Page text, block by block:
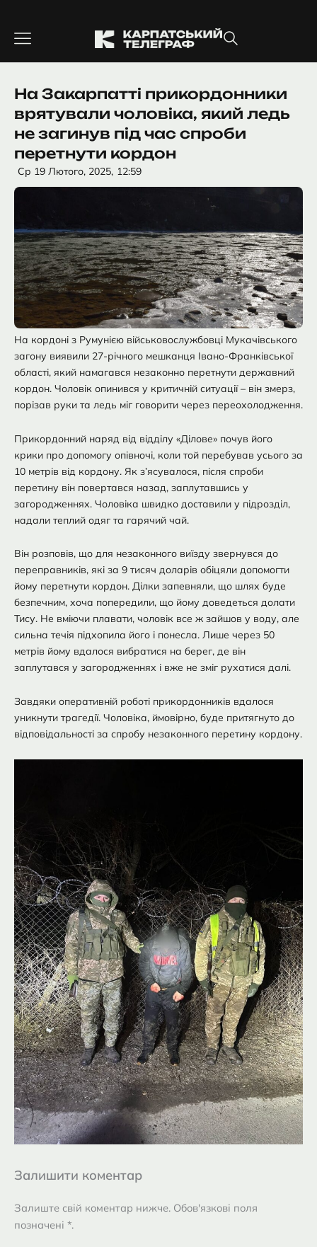
вмісту
На Закарпатті прикордонники
врятували чоловіка, який ледь
не загинув під час спроби
перетнути кордон
Ср 19 Лютого, 2025, 12:59
На кордоні з Румунією військовослужбовці Мукачівського
загону виявили 27-річного мешканця Івано-Франківської
області, який намагався незаконно перетнути державний
кордон. Чоловік опинився у критичній ситуації – він змерз,
порізав руки та ледь міг говорити через переохолодження.
Прикордонний наряд від відділу «Ділове» почув його
крики про допомогу опівночі, коли той перебував усього за
10 метрів від кордону. Як з’ясувалося, після спроби
перетину він повертався назад, заплутавшись у
загородженнях. Чоловіка швидко доставили у підрозділ,
надали теплий одяг та гарячий чай.
Він розповів, що для незаконного виїзду звернувся до
переправників, які за 9 тисяч доларів обіцяли допомогти
йому перетнути кордон. Ділки запевняли, що шлях буде
безпечним, хоча попередили, що йому доведеться долати
Тису. Не вміючи плавати, чоловік все ж зайшов у воду, але
сильна течія підхопила його і понесла. Лише через 50
метрів йому вдалося вибратися на берег, де він
заплутався у загородженнях і вже не зміг рухатися далі.
Завдяки оперативній роботі прикордонників вдалося
уникнути трагедії. Чоловіка, ймовірно, буде притягнуто до
відповідальності за спробу незаконного перетину кордону.
Залишити коментар
Залиште свій коментар нижче. Обов'язкові поля
позначені *.